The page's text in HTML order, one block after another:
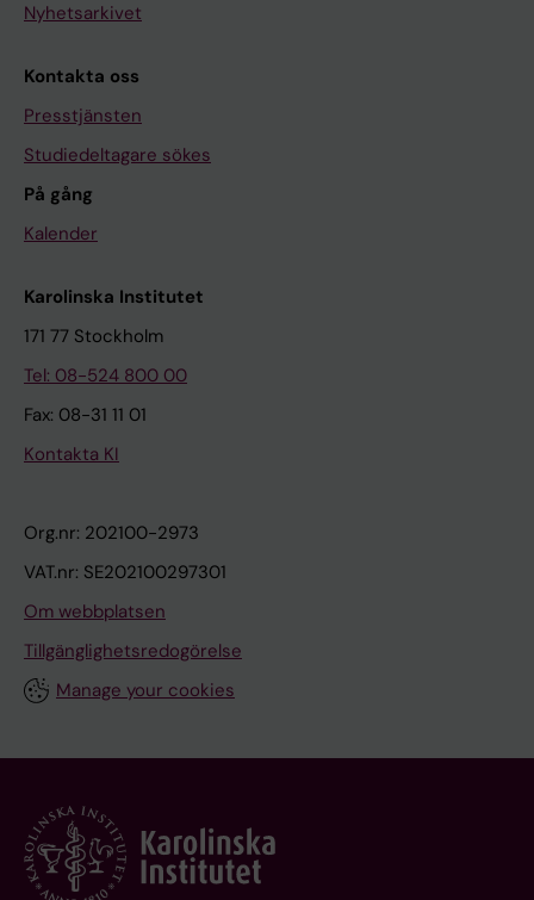
Nyhetsarkivet
Kontakta oss
Presstjänsten
Studiedeltagare sökes
På gång
Kalender
Karolinska Institutet
171 77 Stockholm
Tel: 08-524 800 00
Fax: 08-31 11 01
Kontakta KI
Org.nr: 202100-2973
VAT.nr: SE202100297301
Om webbplatsen
Tillgänglighetsredogörelse
Manage your cookies